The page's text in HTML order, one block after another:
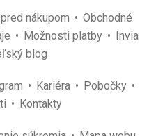
nákupom
Obchodné
Možnosti platby
Invia
blog
Kariéra
Pobočky
Kontakty